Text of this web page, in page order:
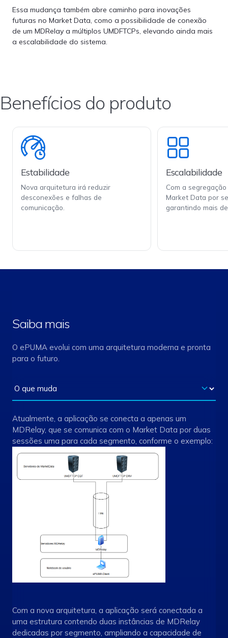
Essa mudança também abre caminho para inovações
futuras no Market Data, como a possibilidade de conexão
de um MDRelay a múltiplos UMDFTCPs, elevando ainda mais
a escalabilidade do sistema.
Benefícios do produto
Estabilidade
Nova arquitetura irá reduzir
desconexões e falhas de
comunicação.
Escalabilidade
Com a
Market Data por
garantindo mais
Saiba mais
O ePUMA evolui com uma arquitetura moderna e pronta
para o futuro.
Atualmente, a aplicação se conecta a apenas um
MDRelay, que se comunica com o Market Data por duas
sessões uma para cada segmento, conforme o exemplo:
Com a nova arquitetura, a aplicação será conectada a
uma estrutura contendo duas instâncias de MDRelay
dedicadas por segmento, ampliando a capacidade de